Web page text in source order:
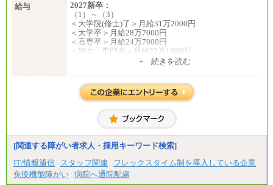
給与
2027新卒：
（1）～（3）
＜大学院(修士)了＞月給31万2000円
＜大学卒＞月給28万7000円
＜高専卒＞月給24万7000円
＜短大・専門卒＞月給23万1000円
※上記を下限として勤務地エリアにより異なる
※試用期間中も給与に変更はございません
月給17万7000円
理論年収212万4000円（月給17万7000円×12カ月）
中途：
（1）
月給22万3000円～
想定年収410万円～
※試用期間中の給与に変更はございません。
+ 続きを読む
[関連する障がい者求人・採用キーワード検索]
IT/情報通信
スタッフ関連
フレックスタイム制を導入している企業
免疫機能障がい 病院へ通院配慮